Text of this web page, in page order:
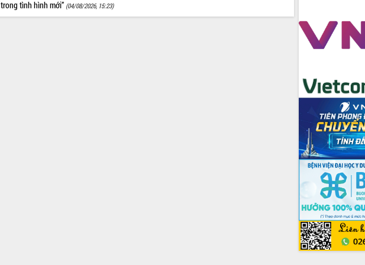
tình hình mới” (04/08/2026, 15:23)